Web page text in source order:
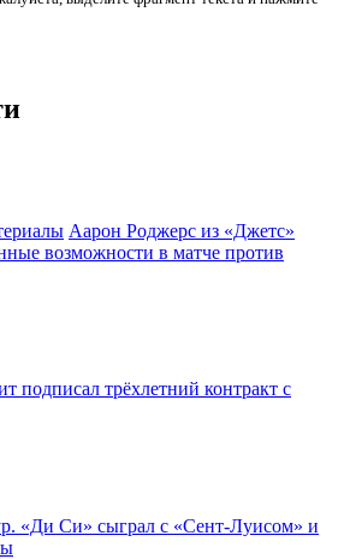
Аарон Роджерс из «Джетс»
возможности в матче против
подписал трёхлетний контракт с
«Ди Си» сыграл с «Сент-Луисом» и